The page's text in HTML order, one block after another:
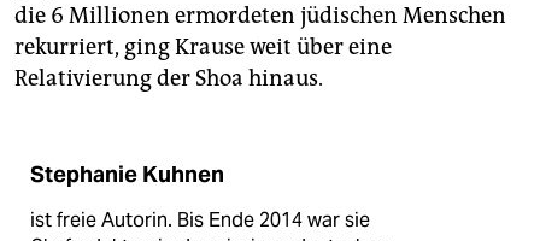
die 6 Millionen ermordeten jüdischen Menschen
rekurriert, ging Krause weit über eine
Relativierung der Shoa hinaus.
Stephanie Kuhnen
ist freie Autorin. Bis Ende 2014 war sie